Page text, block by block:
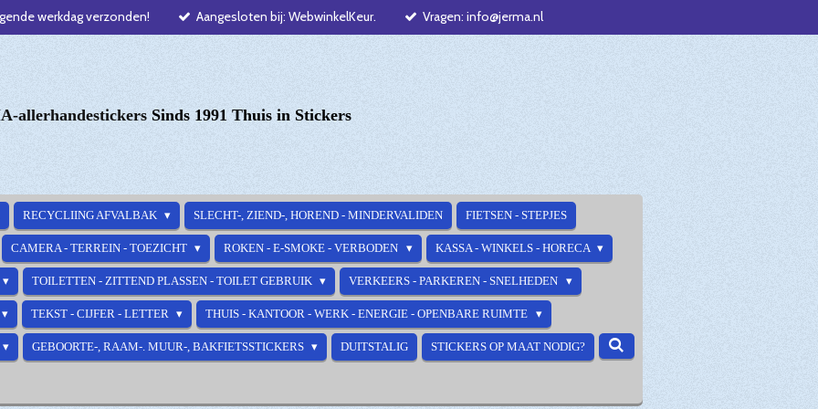
werkdag verzonden! Aangesloten bij: WebwinkelKeur. Vragen: info@jerma.nl
allerhandestickers Sinds 1991 Thuis in Stickers
RECYCLIING AFVALBAK SLECHT-, ZIEND-, HOREND - MINDERVALIDEN FIETSEN - STEPJES
CAMERA - TERREIN - TOEZICHT ROKEN - E-SMOKE - VERBODEN KASSA - WINKELS - HORECA
TOILETTEN - ZITTEND PLASSEN - TOILET GEBRUIK VERKEERS - PARKEREN - SNELHEDEN
TEKST - CIJFER - LETTER THUIS - KANTOOR - WERK - ENERGIE - OPENBARE RUIMTE
GEBOORTE-, RAAM-. MUUR-, BAKFIETSSTICKERS DUITSTALIG STICKERS OP MAAT NODIG?